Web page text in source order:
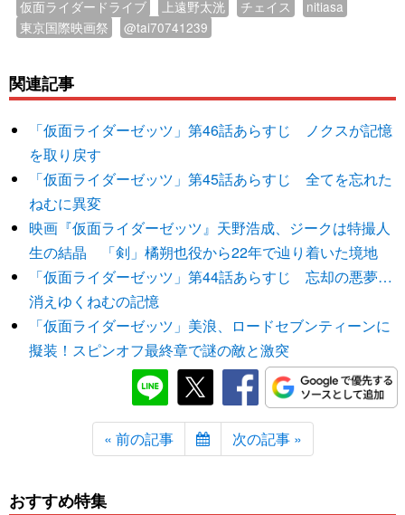
仮面ライダードライブ 上遠野太洸 チェイス
nitiasa
東京国際映画祭
@tai70741239
関連記事
「仮面ライダーゼッツ」第46話あらすじ ノクスが記憶
を取り戻す
「仮面ライダーゼッツ」第45話あらすじ 全てを忘れた
ねむに異変
映画『仮面ライダーゼッツ』天野浩成、ジークは特撮人
生の結晶 「剣」橘朔也役から22年で辿り着いた境地
「仮面ライダーゼッツ」第44話あらすじ 忘却の悪夢…
消えゆくねむの記憶
「仮面ライダーゼッツ」美浪、ロードセブンティーンに
擬装！スピンオフ最終章で謎の敵と激突
« 前の記事 次の記事 »
おすすめ特集